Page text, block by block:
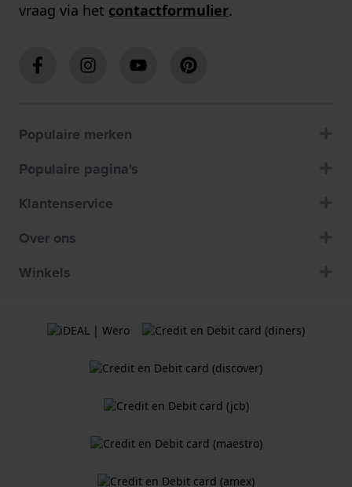
vraag via het contactformulier.
Populaire merken
Populaire pagina's
Klantenservice
Over ons
Winkels